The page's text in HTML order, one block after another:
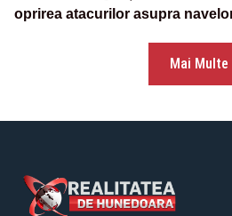
oprirea atacurilor asupra
Mai Multe